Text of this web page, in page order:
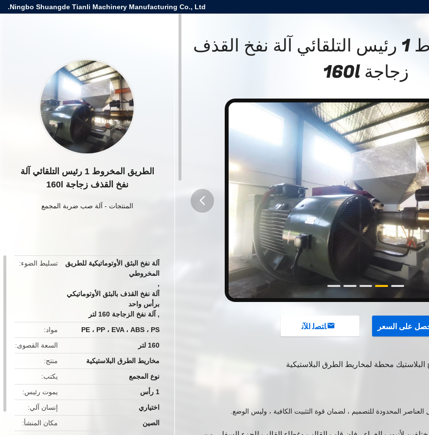
Ningbo Shuangde Tianli Machinery Manufacturing Co., Ltd.
الطريق المخروط 1 رئيس التلقائي آلة
نفخ القذف زجاجة 160l
المنتجات -آلة صب ضربة المجمع
تسليط الضوء
آلة نفخ البثق الأوتوماتيكية للطريق
المخروطي
,
آلة نفخ القذف بالبثق الأوتوماتيكي
برأس واحد
, آلة نفخ الزجاجة 160 لتر
مواد
PE ، PP ، EVA ، ABS ، PS
السعة القصوى
160 لتر
منتج
مخاريط الطرق البلاستيكية
يكتب
نوع المجمع
يموت رئيس
1 رأس
إنسان آلي
اختياري
مكان المنشأ
الصين
الطريق المخروط 1 رئيس التلقائي آلة نفخ القذف
زجاجة 160l
على السعر ﺎﺘﺼﻟ ﺍﻶﻧ
المحدودة للتصميم ، لضمان قوة التثبيت الكافية ، وليس الوضع.